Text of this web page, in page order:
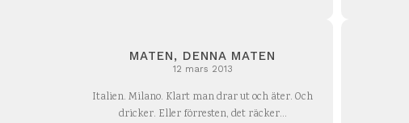
MATEN, DENNA MATEN
12 mars 2013
Italien. Milano. Klart man drar ut och äter. Och
dricker. Eller förresten, det räcker...